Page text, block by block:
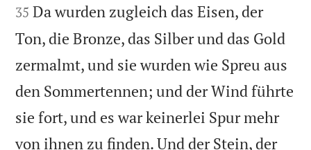
35 Da wurden zugleich das Eisen, der
Ton, die Bronze, das Silber und das Gold
zermalmt, und sie wurden wie Spreu aus
den Sommertennen; und der Wind führte
sie fort, und es war keinerlei Spur mehr
von ihnen zu finden. Und der Stein, der